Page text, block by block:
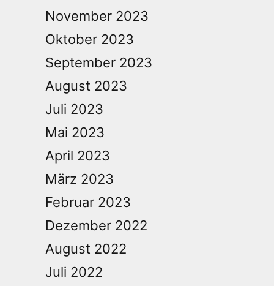
November 2023
Oktober 2023
September 2023
August 2023
Juli 2023
Mai 2023
April 2023
März 2023
Februar 2023
Dezember 2022
August 2022
Juli 2022